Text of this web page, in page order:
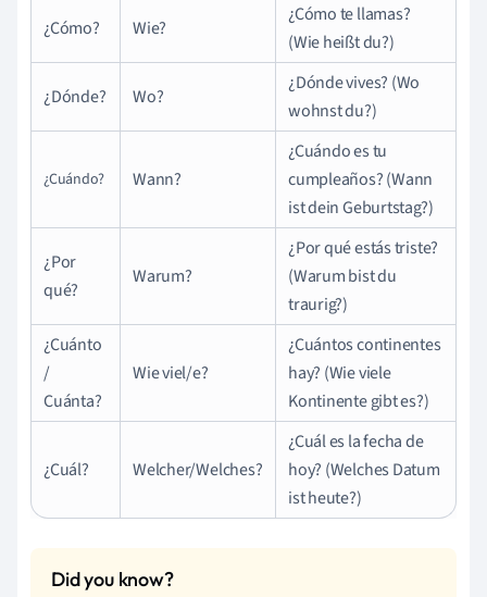
¿Cómo? Wie?
¿Cómo te llamas?
(Wie heißt du?)
¿Dónde? Wo?
¿Dónde vives? (Wo
wohnst du?)
¿Cuándo? Wann?
¿Cuándo es tu
cumpleaños? (Wann
ist dein Geburtstag?)
¿Por
qué?
Warum?
¿Por qué estás triste?
(Warum bist du
traurig?)
¿Cuánto
/
Cuánta?
Wie viel/e?
¿Cuántos continentes
hay? (Wie viele
Kontinente gibt es?)
¿Cuál? Welcher/Welches?
¿Cuál es la fecha de
hoy? (Welches Datum
ist heute?)